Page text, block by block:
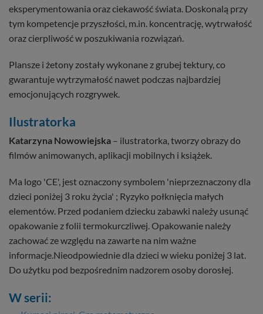
eksperymentowania oraz ciekawość świata. Doskonalą przy
tym kompetencje przyszłości, m.in. koncentrację, wytrwałość
oraz cierpliwość w poszukiwania rozwiązań.
Plansze i żetony zostały wykonane z grubej tektury, co
gwarantuje wytrzymałość nawet podczas najbardziej
emocjonujących rozgrywek.
Ilustratorka
Katarzyna Nowowiejska – ilustratorka, tworzy obrazy do
filmów animowanych, aplikacji mobilnych i książek.
Ma logo 'CE', jest oznaczony symbolem 'nieprzeznaczony dla
dzieci poniżej 3 roku życia' ; Ryzyko połknięcia małych
elementów. Przed podaniem dziecku zabawki należy usunąć
opakowanie z folii termokurczliwej. Opakowanie należy
zachować ze względu na zawarte na nim ważne
informacje.Nieodpowiednie dla dzieci w wieku poniżej 3 lat.
Do użytku pod bezpośrednim nadzorem osoby dorosłej.
W serii: